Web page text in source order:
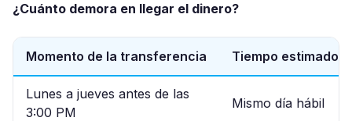
¿Cuánto demora en llegar el dinero?
Momento de la transferencia Tiempo estimado
Lunes a jueves antes de las
3:00 PM
Mismo día hábil